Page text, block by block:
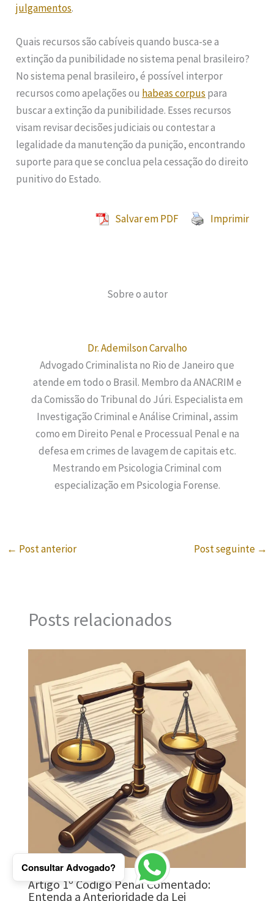
julgamentos.
Quais recursos são cabíveis quando busca-se a
extinção da punibilidade no sistema penal brasileiro?
No sistema penal brasileiro, é possível interpor
recursos como apelações ou habeas corpus para
buscar a extinção da punibilidade. Esses recursos
visam revisar decisões judiciais ou contestar a
legalidade da manutenção da punição, encontrando
suporte para que se conclua pela cessação do direito
punitivo do Estado.
Salvar em PDF Imprimir
Sobre o autor
Dr. Ademilson Carvalho
Advogado Criminalista no Rio de Janeiro que
atende em todo o Brasil. Membro da ANACRIM e
da Comissão do Tribunal do Júri. Especialista em
Investigação Criminal e Análise Criminal, assim
como em Direito Penal e Processual Penal e na
defesa em crimes de lavagem de capitais etc.
Mestrando em Psicologia Criminal com
especialização em Psicologia Forense.
← Post anterior Post seguinte →
Posts relacionados
Artigo 1º Código Penal Comentado:
Entenda a Anterioridade da Lei
Consultar Advogado?